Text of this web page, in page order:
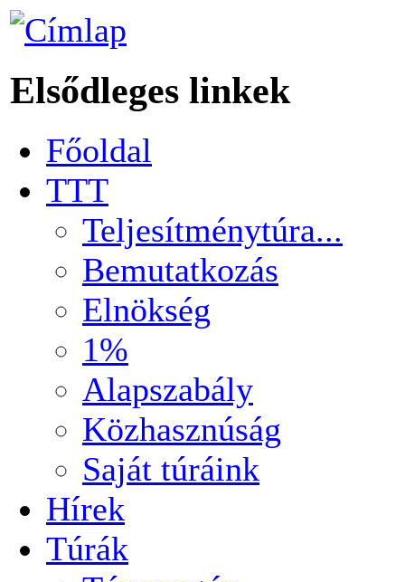
Elsődleges linkek
Főoldal
TTT
Teljesítménytúra...
Bemutatkozás
Elnökség
1%
Alapszabály
Közhasznúság
Saját túráink
Hírek
Túrák